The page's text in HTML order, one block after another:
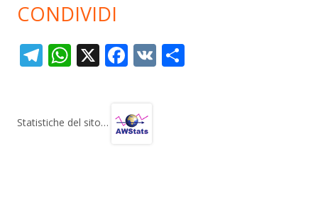
CONDIVIDI
T
gr
W
s
X F
b
V
Statistiche del sito…